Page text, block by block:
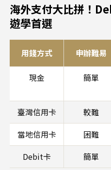
海外支付大比拼！
遊學首選
用錢方式 申辦難易
現金 簡單
臺灣信用卡 較難
當地信用卡
困難
Debit卡
簡單